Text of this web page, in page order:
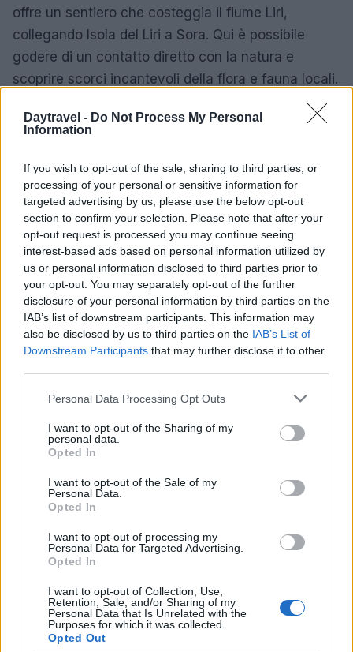
Daytravel - Do Not Process My Personal
Information
If you wish to opt-out of the sale, sharing to third parties, or
processing of your personal or sensitive information for
targeted advertising by us, please use the below opt-out
section to confirm your selection. Please note that after your
opt-out request is processed you may continue seeing
interest-based ads based on personal information utilized by
us or personal information disclosed to third parties prior to
your opt-out. You may separately opt-out of the further
disclosure of your personal information by third parties on the
IAB’s list of downstream participants. This information may
also be disclosed by us to third parties on the IAB’s List of
Downstream Participants that may further disclose it to other
Please note that this website/app uses one or more Google
not limited to your visit or usage behaviour. You may click to
grant or deny consent to Google and its third-party tags to
use your data for below specified purposes in below Google
consent section.
Personal Data Processing Opt Outs
I want to opt-out of the Sharing of my
personal data.
Opted In
I want to opt-out of the Sale of my
Personal Data.
Opted In
I want to opt-out of processing my
Personal Data for Targeted Advertising.
Opted In
I want to opt-out of Collection, Use,
Retention, Sale, and/or Sharing of my
Personal Data that Is Unrelated with the
Purposes for which it was collected.
Opted Out
offre un sentiero che costeggia il fiume Liri,
collegando Isola del Liri a Sora. Qui è possibile
godere di un contatto diretto con la natura e
scoprire scorci incantevoli della flora e fauna locali.
Isola del Liri rappresenta un connubio di storia e
natura, offrendo ai visitatori un’esperienza unica e
mozzafiato, esplorare le sue ricchezze culturali o
semplicemente passeggiare lungo le sue rive, ogni
angolo di questo gioiello laziale racconta una storia
che merita di essere ascoltata.
AUTORE
AiAdhubMedia